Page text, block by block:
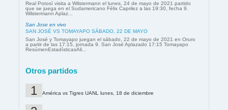
Real Potosí visita a Wilstermann el lunes, 24 de mayo de 2021 partido
que se juega en el Sudamericano Félix Caprilez a las 19:30, fecha 9.
Wilstermann Aplaz...
San Jose en vivo
SAN JOSÉ VS TOMAYAPO SÁBADO, 22 DE MAYO
San José y Tomayapo juegan el sábado, 22 de mayo de 2021 en Oruro
a partir de las 17:15, jornada 9. San José Aplazado 17:15 Tomayapo
ResúmenEstadísticasAli...
Otros partidos
América vs Tigres UANL lunes, 18 de diciembre